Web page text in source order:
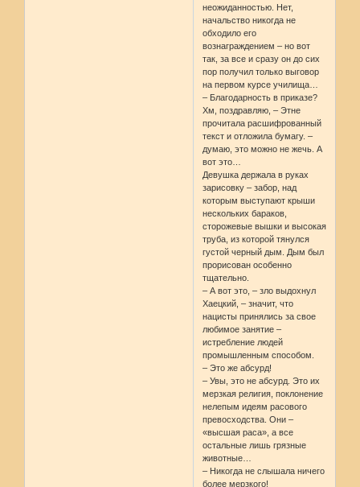
неожиданностью. Нет,
начальство никогда не
обходило его
вознаграждением – но вот
так, за все и сразу он до сих
пор получил только выговор
на первом курсе училища…
– Благодарность в приказе?
Хм, поздравляю, – Этне
прочитала расшифрованный
текст и отложила бумагу. –
думаю, это можно не жечь. А
вот это…
Девушка держала в руках
зарисовку – забор, над
которым выступают крыши
нескольких бараков,
сторожевые вышки и высокая
труба, из которой тянулся
густой черный дым. Дым был
прорисован особенно
тщательно.
– А вот это, – зло выдохнул
Хаецкий, – значит, что
нацисты принялись за свое
любимое занятие –
истребление людей
промышленным способом.
– Это же абсурд!
– Увы, это не абсурд. Это их
мерзкая религия, поклонение
нелепым идеям расового
превосходства. Они –
«высшая раса», а все
остальные лишь грязные
животные…
– Никогда не слышала ничего
более мерзкого!